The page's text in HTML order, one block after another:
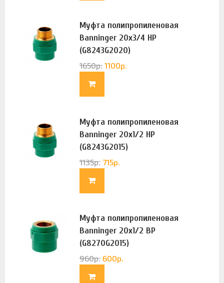
Муфта полипропиленовая
Banninger 20х3/4 НР
(G8243G2020)
1650р. 1100р.
Муфта полипропиленовая
Banninger 20х1/2 НР
(G8243G2015)
1135р. 715р.
Муфта полипропиленовая
Banninger 20х1/2 ВР
(G8270G2015)
960р. 600р.